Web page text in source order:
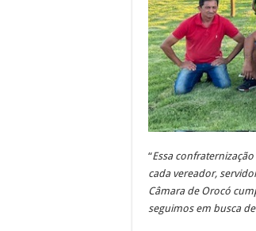
“Essa
cada vereador,
Câmara de Orocó
seguimos em busca